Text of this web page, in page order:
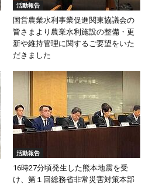
活動報告
国営農業水利事業促進関東協議会の
皆さまより農業水利施設の整備・更
新や維持管理に関するご要望をいた
だきました
活動報告
16時27分頃発生した熊本地震を受
け、第１回総務省非常災害対策本部